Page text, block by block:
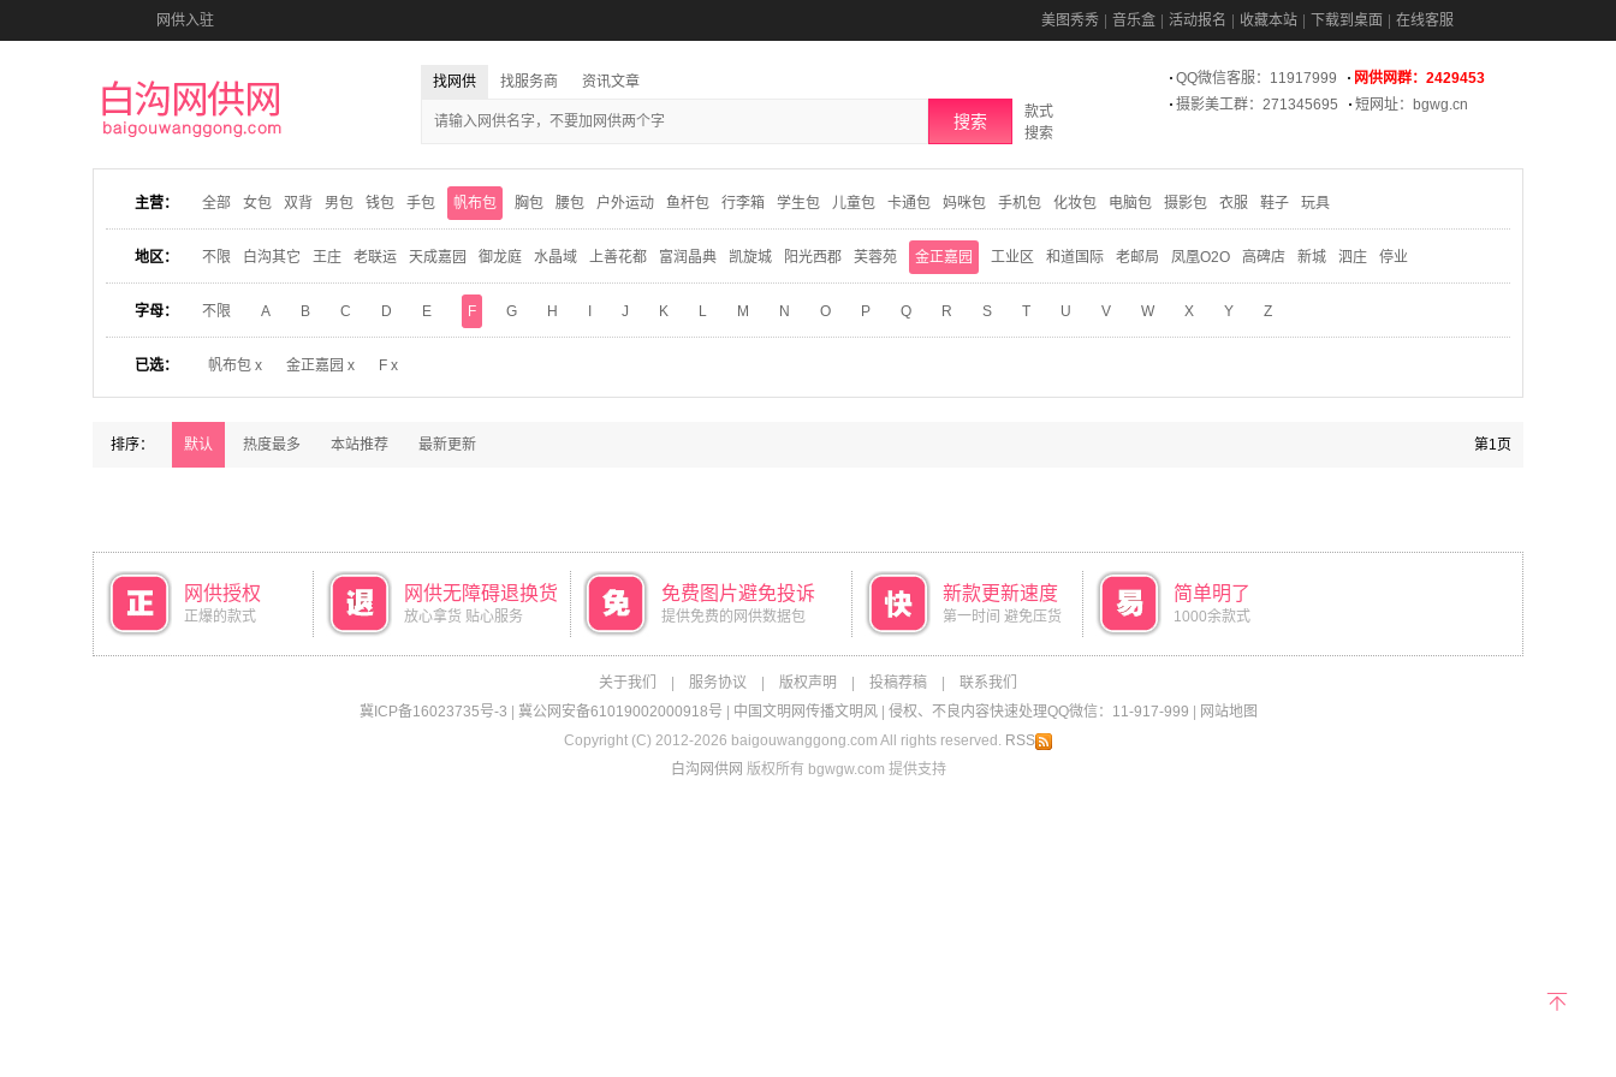
网供入驻 美图秀秀 音乐盒 活动报名 收藏本站 下载到桌面 在线客服
找网供 找服务商 资讯文章
搜索
款式
搜索
QQ微信客服：11917999
网供网群：2429453
摄影美工群：271345695
短网址：bgwg.cn
主营： 全部 女包 双背 男包 钱包 手包 帆布包 胸包 腰包 户外运动 鱼杆包 行李箱 学生包 儿童包 卡通包 妈咪包 手机包 化妆包 电脑包 摄影包 衣服 鞋子 玩具
地区： 不限 白沟其它 王庄 老联运 天成嘉园 御龙庭 水晶域 上善花都 富润晶典 凯旋城 阳光西郡 芙蓉苑 金正嘉园 工业区 和道国际 老邮局 凤凰O2O 高碑店 新城 泗庄 停业
字母： 不限 A B C D E F G H J K L M N O P Q R S T U V W X Y Z
已选： 帆布包 x 金正嘉园 x F x
排序： 默认 热度最多 本站推荐 最新更新 第1页
网供授权
正爆的款式
网供无障碍退换货
放心拿货 贴心服务
免费图片避免投诉
提供免费的网供数据包
新款更新速度
第一时间 避免压货
简单明了
1000余款式
关于我们 服务协议 版权声明 投稿荐稿
联系我们
冀ICP备16023735号-3
冀公网安备61019002000918号 中国文明网传播文明风| 侵权、不良内容快速处理QQ微信：11-917-999
网站地图
Copyright (C) 2012-2026 baigouwanggong.com All rights reserved. RSS
白沟网供网 版权所有 bgwgw.com 提供支持